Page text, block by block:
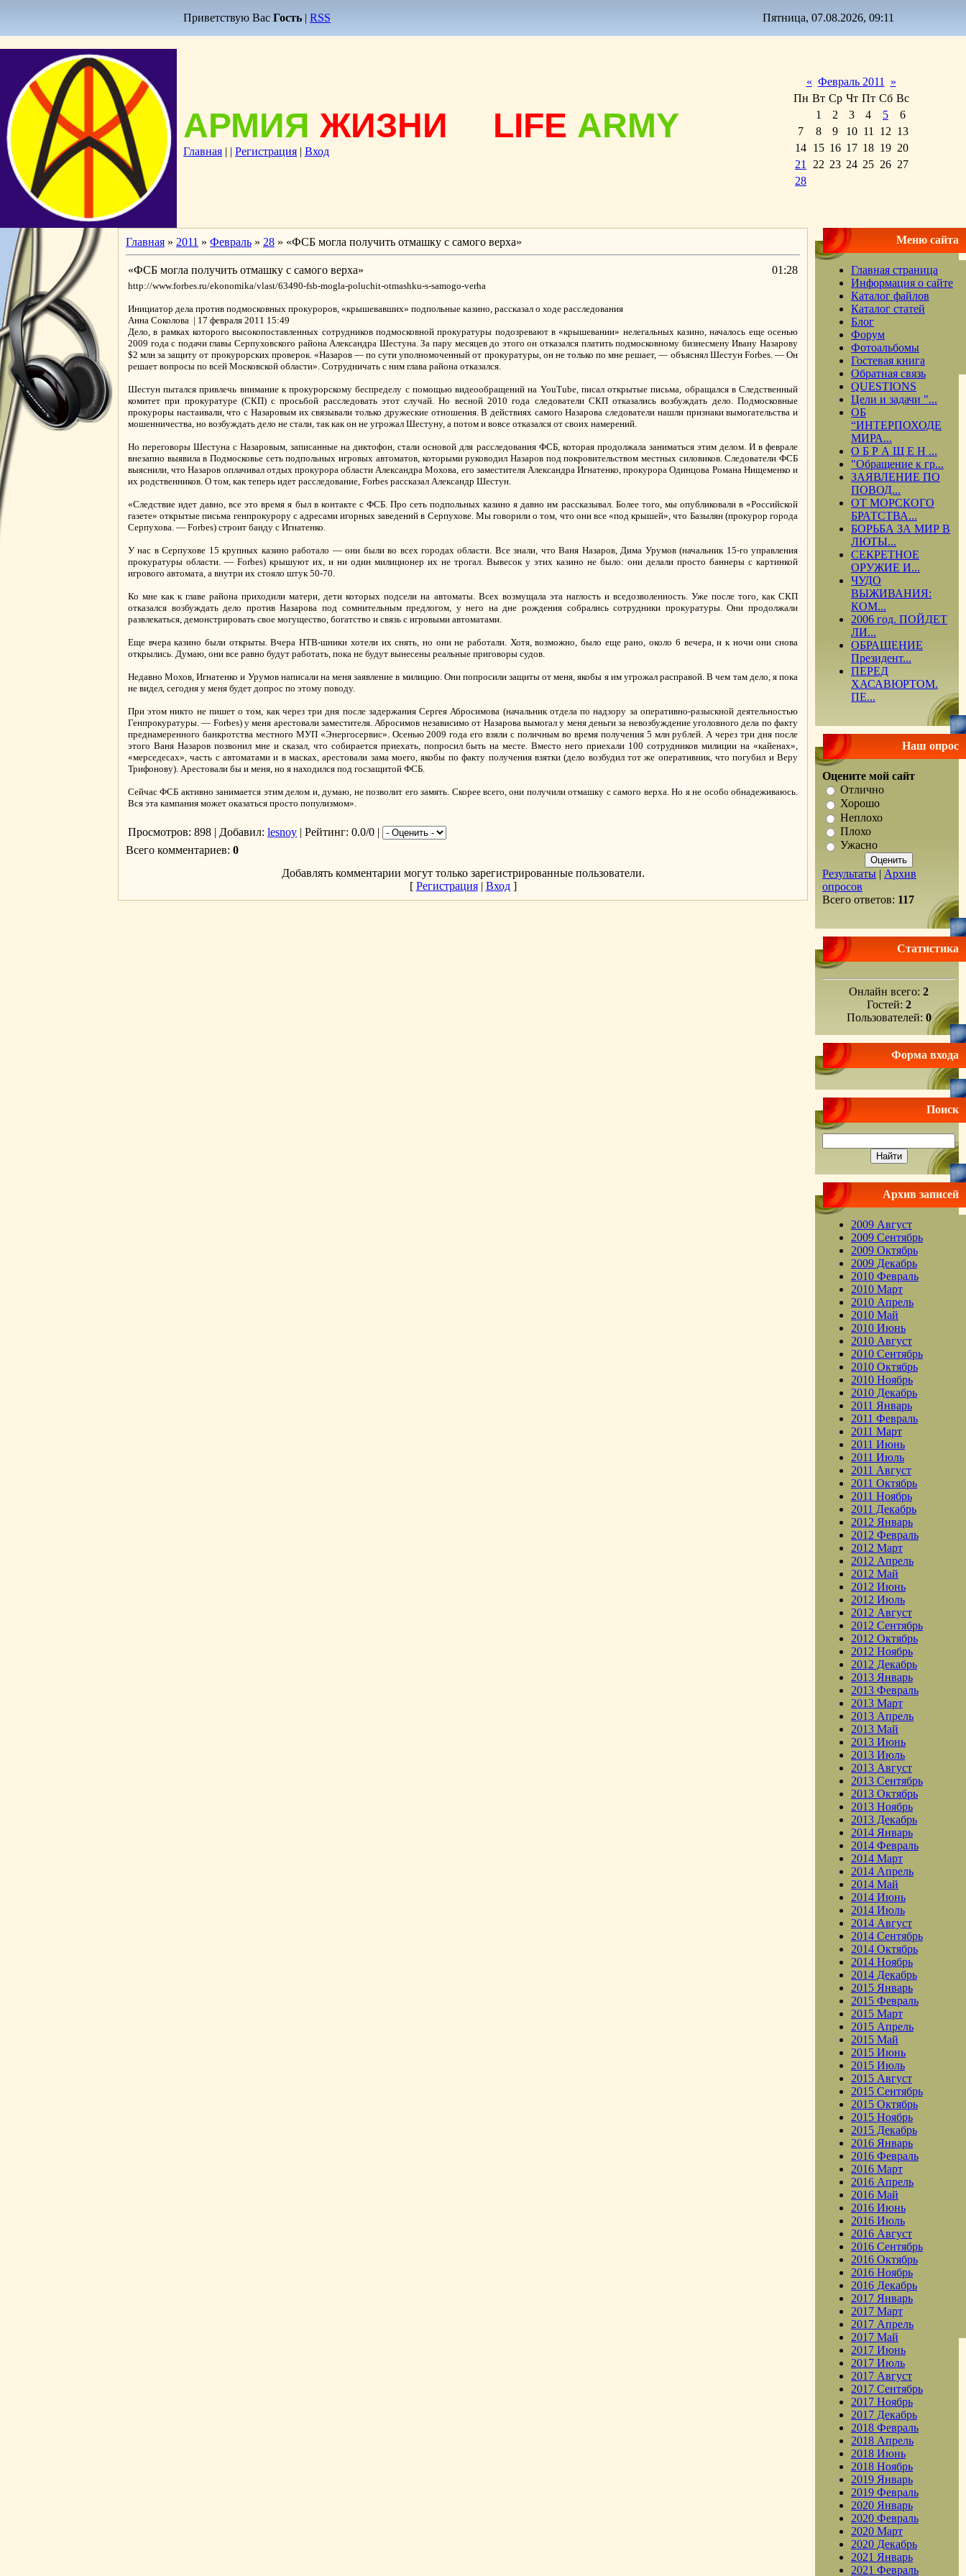
Приветствую Вас Гость | RSS Пятница, 07.08.2026, 09:11
АРМИЯ ЖИЗНИ LIFE ARMY
Главная | | Регистрация | Вход
« Февраль 2011
»
Пн Вт Ср Чт Пт Сб Вс
1
2 3 4 5
6
7
8 9 10 11 12 13
14 15 16 17 18 19 20
21
22 23 24 25 26 27
28
Главная » 2011 » Февраль » 28 » «ФСБ могла получить отмашку с самого верха»
«ФСБ могла получить отмашку с самого верха» 01:28
http://www.forbes.ru/ekonomika/vlast/63490-fsb-mogla-poluchit-otmashku-s-samogo-verha
Инициатор дела против подмосковных прокуроров, «крышевавших» подпольные казино, рассказал о ходе расследования
Анна Соколова | 17 февраля 2011 15:49
Дело, в рамках которого высокопоставленных сотрудников подмосковной прокуратуры подозревают в «крышевании» нелегальных казино, началось еще осенью
2009 года с подачи главы Серпуховского района Александра Шестуна. За пару месяцев до этого он отказался платить подмосковному бизнесмену Ивану Назарову
$2 млн за защиту от прокурорских проверок. «Назаров — по сути уполномоченный от прокуратуры, он не только по мне решает, — объяснял Шестун Forbes. — Он
решает вопросы по всей Московской области». Сотрудничать с ним глава района отказался.
Шестун пытался привлечь внимание к прокурорскому беспределу с помощью видеообращений на YouTube, писал открытые письма, обращался в Следственный
комитет при прокуратуре (СКП) с просьбой расследовать этот случай. Но весной 2010 года следователи СКП отказались возбуждать дело. Подмосковные
прокуроры настаивали, что с Назаровым их связывали только дружеские отношения. В действиях самого Назарова следователи нашли признаки вымогательства и
мошенничества, но возбуждать дело не стали, так как он не угрожал Шестуну, а потом и вовсе отказался от своих намерений.
Но переговоры Шестуна с Назаровым, записанные на диктофон, стали основой для расследования ФСБ, которая продолжала заниматься этим делом. И в феврале
внезапно выявила в Подмосковье сеть подпольных игровых автоматов, которыми руководил Назаров под покровительством местных силовиков. Следователи ФСБ
выяснили, что Назаров оплачивал отдых прокурора области Александра Мохова, его заместителя Александра Игнатенко, прокурора Одинцова Романа Нищеменко и
их родственников. О том, как теперь идет расследование, Forbes рассказал Александр Шестун.
«Следствие идет давно, все это время я был в контакте с ФСБ. Про сеть подпольных казино я давно им рассказывал. Более того, мы опубликовали в «Российской
газете» открытые письма генпрокурору с адресами игорных заведений в Серпухове. Мы говорили о том, что они все «под крышей», что Базылян (прокурор города
Серпухова. — Forbes) строит банду с Игнатенко.
У нас в Серпухове 15 крупных казино работало — они были во всех городах области. Все знали, что Ваня Назаров, Дима Урумов (начальник 15-го управления
прокуратуры области. — Forbes) крышуют их, и ни один милиционер их не трогал. Вывесок у этих казино не было: они делали просто баннеры с картинкой
игрового автомата, а внутри их стояло штук 50-70.
Ко мне как к главе района приходили матери, дети которых подсели на автоматы. Всех возмущала эта наглость и вседозволенность. Уже после того, как СКП
отказался возбуждать дело против Назарова под сомнительным предлогом, у него на дне рождения собрались сотрудники прокуратуры. Они продолжали
развлекаться, демонстрировать свое могущество, богатство и связь с игровыми автоматами.
Еще вчера казино были открыты. Вчера НТВ-шники хотели их снять, но они не работали. Хотя, возможно, было еще рано, около 6 вечера, и к ночи они снова
открылись. Думаю, они все равно будут работать, пока не будут вынесены реальные приговоры судов.
Недавно Мохов, Игнатенко и Урумов написали на меня заявление в милицию. Они попросили защиты от меня, якобы я им угрожал расправой. В чем там дело, я пока
не видел, сегодня у меня будет допрос по этому поводу.
При этом никто не пишет о том, как через три дня после задержания Сергея Абросимова (начальник отдела по надзору за оперативно-разыскной деятельностью
Генпрокуратуры. — Forbes) у меня арестовали заместителя. Абросимов независимо от Назарова вымогал у меня деньги за невозбуждение уголовного дела по факту
преднамеренного банкротства местного МУП «Энергосервис». Осенью 2009 года его взяли с поличным во время получения 5 млн рублей. А через три дня после
этого Ваня Назаров позвонил мне и сказал, что собирается приехать, попросил быть на месте. Вместо него приехали 100 сотрудников милиции на «кайенах»,
«мерседесах», часть с автоматами и в масках, арестовали зама моего, якобы по факту получения взятки (дело возбудил тот же оперативник, что погубил и Веру
Трифонову). Арестовали бы и меня, но я находился под госзащитой ФСБ.
Сейчас ФСБ активно занимается этим делом и, думаю, не позволит его замять. Скорее всего, они получили отмашку с самого верха. Но я не особо обнадеживаюсь.
Вся эта кампания может оказаться просто популизмом».
Просмотров: 898 | Добавил: lesnoy | Рейтинг: 0.0/0 |
Всего комментариев: 0
Добавлять комментарии могут только зарегистрированные пользователи.
[ Регистрация| Вход]
Меню сайта
Главная страница
Информация о сайте
Каталог файлов
Каталог статей
Блог
Форум
Фотоальбомы
Гостевая книга
Обратная связь
QUESTIONS
Цели и задачи "...
ОБ
“ИНТЕРПОХОДЕ
МИРА...
О Б Р А Щ Е Н ...
"Обращение к гр...
ЗАЯВЛЕНИЕ ПО
ПОВОД...
ОТ МОРСКОГО
БРАТСТВА...
БОРЬБА ЗА МИР В
ЛЮТЫ...
СЕКРЕТНОЕ
ОРУЖИЕ И...
ЧУДО
ВЫЖИВАНИЯ:
КОМ...
2006 год. ПОЙДЕТ
ЛИ...
ОБРАЩЕНИЕ
Президент...
ПЕРЕД
ХАСАВЮРТОМ.
ПЕ...
Наш опрос
Оцените мой сайт
Отлично
Хорошо
Неплохо
Плохо
Ужасно
Результаты | Архив
опросов
Всего ответов: 117
Статистика
Онлайн всего: 2
Гостей: 2
Пользователей: 0
Форма входа
Поиск
Архив записей
2009 Август
2009 Сентябрь
2009 Октябрь
2009 Декабрь
2010 Февраль
2010 Март
2010 Апрель
2010 Май
2010 Июнь
2010 Август
2010 Сентябрь
2010 Октябрь
2010 Ноябрь
2010 Декабрь
2011 Январь
2011 Февраль
2011 Март
2011 Июнь
2011 Июль
2011 Август
2011 Октябрь
2011 Ноябрь
2011 Декабрь
2012 Январь
2012 Февраль
2012 Март
2012 Апрель
2012 Май
2012 Июнь
2012 Июль
2012 Август
2012 Сентябрь
2012 Октябрь
2012 Ноябрь
2012 Декабрь
2013 Январь
2013 Февраль
2013 Март
2013 Апрель
2013 Май
2013 Июнь
2013 Июль
2013 Август
2013 Сентябрь
2013 Октябрь
2013 Ноябрь
2013 Декабрь
2014 Январь
2014 Февраль
2014 Март
2014 Апрель
2014 Май
2014 Июнь
2014 Июль
2014 Август
2014 Сентябрь
2014 Октябрь
2014 Ноябрь
2014 Декабрь
2015 Январь
2015 Февраль
2015 Март
2015 Апрель
2015 Май
2015 Июнь
2015 Июль
2015 Август
2015 Сентябрь
2015 Октябрь
2015 Ноябрь
2015 Декабрь
2016 Январь
2016 Февраль
2016 Март
2016 Апрель
2016 Май
2016 Июнь
2016 Июль
2016 Август
2016 Сентябрь
2016 Октябрь
2016 Ноябрь
2016 Декабрь
2017 Январь
2017 Март
2017 Апрель
2017 Май
2017 Июнь
2017 Июль
2017 Август
2017 Сентябрь
2017 Ноябрь
2017 Декабрь
2018 Февраль
2018 Апрель
2018 Июнь
2018 Ноябрь
2019 Январь
2019 Февраль
2020 Январь
2020 Февраль
2020 Март
2020 Декабрь
2021 Январь
2021 Февраль